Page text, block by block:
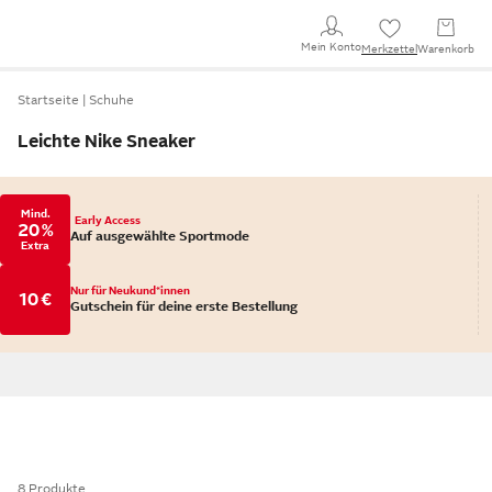
Mein KontoMerkzettel Warenkorb
Startseite Schuhe
Leichte Nike Sneaker
Mind.
20 %
Extra
Early Access
Auf ausgewählte Sportmode
10 € Nur für Neukund*innen
Gutschein für deine erste Bestellung
8 Produkte